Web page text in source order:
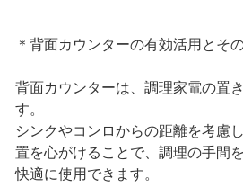
＊背面カウンターの有効活用とそ
背面カウンターは、調理家電の置
す。
シンクやコンロからの距離を考慮
置を心がけることで、調理の手間
快適に使用できます。